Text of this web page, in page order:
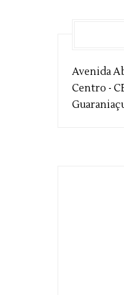
Avenida
Centro -